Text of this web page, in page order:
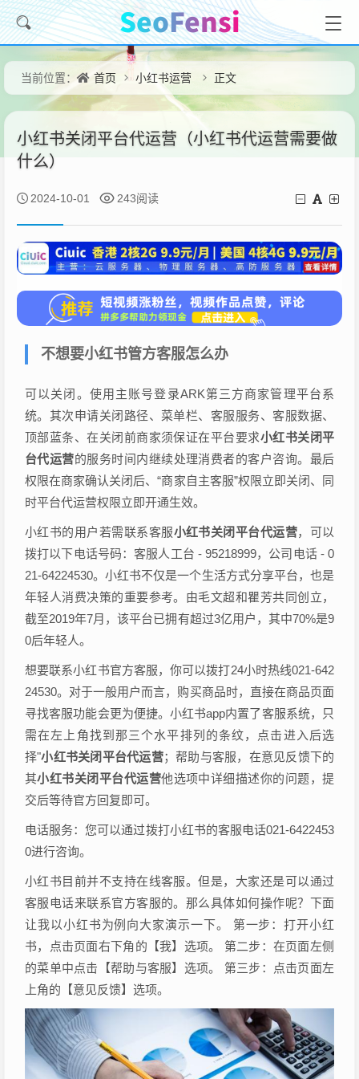
当前位置： 首页 小红书运营 正文
小红书关闭平台代运营（小红书代运营需要做
什么）
2024-10-01 243阅读
不想要小红书管方客服怎么办
可以关闭。使用主账号登录ARK第三方商家管理平台系
统。其次申请关闭路径、菜单栏、客服服务、客服数据、
顶部蓝条、在关闭前商家须保证在平台要求小红书关闭平
台代运营的服务时间内继续处理消费者的客户咨询。最后
权限在商家确认关闭后、“商家自主客服”权限立即关闭、同
时平台代运营权限立即开通生效。
小红书的用户若需联系客服小红书关闭平台代运营，可以
拨打以下电话号码：客服人工台 - 95218999，公司电话 - 0
21-64224530。小红书不仅是一个生活方式分享平台，也是
年轻人消费决策的重要参考。由毛文超和瞿芳共同创立，
截至2019年7月，该平台已拥有超过3亿用户，其中70%是9
0后年轻人。
想要联系小红书官方客服，你可以拨打24小时热线021-642
24530。对于一般用户而言，购买商品时，直接在商品页面
寻找客服功能会更为便捷。小红书app内置了客服系统，只
需在左上角找到那三个水平排列的条纹，点击进入后选
择"小红书关闭平台代运营；帮助与客服，在意见反馈下的
其小红书关闭平台代运营他选项中详细描述你的问题，提
交后等待官方回复即可。
电话服务：您可以通过拨打小红书的客服电话021-6422453
0进行咨询。
小红书目前并不支持在线客服。但是，大家还是可以通过
客服电话来联系官方客服的。那么具体如何操作呢？下面
让我以小红书为例向大家演示一下。 第一步：打开小红
书，点击页面右下角的【我】选项。 第二步：在页面左侧
的菜单中点击【帮助与客服】选项。 第三步：点击页面左
上角的【意见反馈】选项。